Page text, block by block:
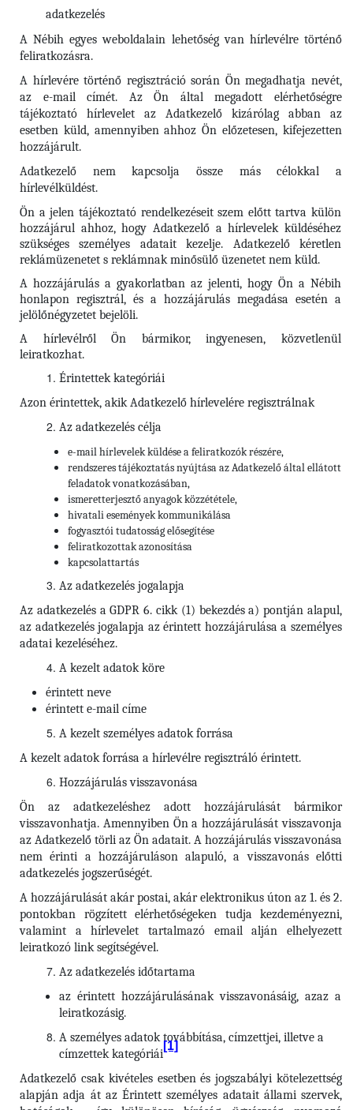
adatkezelés
A Nébih egyes weboldalain lehetőség van hírlevélre történő
feliratkozásra.
A hírlevére történő regisztráció során Ön megadhatja nevét,
az e-mail címét. Az Ön által megadott elérhetőségre
tájékoztató hírlevelet az Adatkezelő kizárólag abban az
esetben küld, amennyiben ahhoz Ön előzetesen, kifejezetten
hozzájárult.
Adatkezelő nem kapcsolja össze más célokkal a
hírlevélküldést.
Ön a jelen tájékoztató rendelkezéseit szem előtt tartva külön
hozzájárul ahhoz, hogy Adatkezelő a hírlevelek küldéséhez
szükséges személyes adatait kezelje. Adatkezelő kéretlen
reklámüzenetet s reklámnak minősülő üzenetet nem küld.
A hozzájárulás a gyakorlatban az jelenti, hogy Ön a Nébih
honlapon regisztrál, és a hozzájárulás megadása esetén a
jelölőnégyzetet bejelöli.
A hírlevélről Ön bármikor, ingyenesen, közvetlenül
leiratkozhat.
Érintettek kategóriái
Azon érintettek, akik Adatkezelő hírlevelére regisztrálnak
Az adatkezelés célja
e-mail hírlevelek küldése a feliratkozók részére,
rendszeres tájékoztatás nyújtása az Adatkezelő által ellátott
feladatok vonatkozásában,
ismeretterjesztő anyagok közzététele,
hivatali események kommunikálása
fogyasztói tudatosság elősegítése
feliratkozottak azonosítása
kapcsolattartás
Az adatkezelés jogalapja
Az adatkezelés a GDPR 6. cikk (1) bekezdés a) pontján alapul,
az adatkezelés jogalapja az érintett hozzájárulása a személyes
adatai kezeléséhez.
A kezelt adatok köre
érintett neve
érintett e-mail címe
A kezelt személyes adatok forrása
A kezelt adatok forrása a hírlevélre regisztráló érintett.
Hozzájárulás visszavonása
Ön az adatkezeléshez adott hozzájárulását bármikor
visszavonhatja. Amennyiben Ön a hozzájárulását visszavonja
az Adatkezelő törli az Ön adatait. A hozzájárulás visszavonása
nem érinti a hozzájáruláson alapuló, a visszavonás előtti
adatkezelés jogszerűségét.
A hozzájárulását akár postai, akár elektronikus úton az 1. és 2.
pontokban rögzített elérhetőségeken tudja kezdeményezni,
valamint a hírlevelet tartalmazó email alján elhelyezett
leiratkozó link segítségével.
Az adatkezelés időtartama
az érintett hozzájárulásának visszavonásáig, azaz a
leiratkozásig.
A személyes adatok továbbítása, címzettjei, illetve a
címzettek kategóriái
[1]
Adatkezelő csak kivételes esetben és jogszabályi kötelezettség
alapján adja át az Érintett személyes adatait állami szervek,